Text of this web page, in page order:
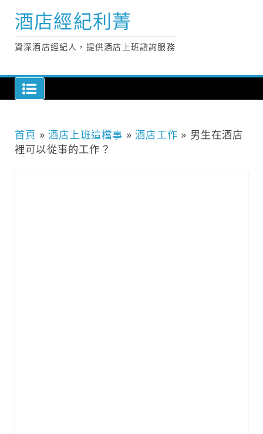
content
酒店經紀利菁
資深酒店經紀人，提供酒店上班諮詢服務
首頁 »酒店上班這檔事 »酒店工作 » 男生在酒店
裡可以從事的工作？